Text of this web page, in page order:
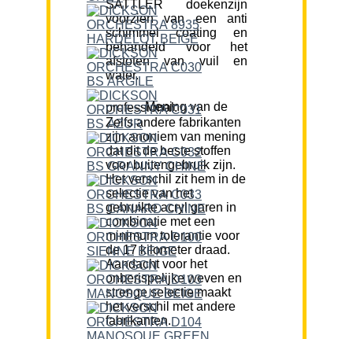
SATTLER doekenzijn
voorzien van een anti
schimmel coating en
behandeld voor het
afstoten van vuil en
water.
Mening van de professional:
Zelfs andere fabrikanten
zijn anoniem van mening
dat dit de beste stoffen
voor buitengebruik zijn.
Het verschil zit hem in de
selectie van het
gebruikte acryl garen in
combinatie met een
minimum tolerantie voor
de 17 kilometer draad.
Aandacht voor het
onberispelijke weven en
strenge selectie maakt
het verschil met andere
fabrikanten.